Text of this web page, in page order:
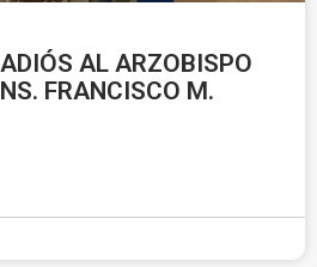
AL ARZOBISPO
FRANCISCO M.